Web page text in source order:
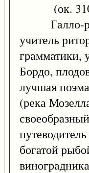
(ок.
Галло-
учитель
грамматики,
Бордо,
лучшая
(река
богатой